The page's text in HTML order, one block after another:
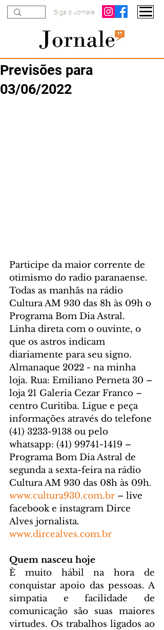
Siga o Jornale
Previsões para
03/06/2022
Participe da maior corrente de
otimismo do radio paranaense.
Todas as manhãs na rádio
Cultura AM 930 das 8h às 09h o
Programa Bom Dia Astral.
Linha direta com o ouvinte, o
que os astros indicam
diariamente para seu signo.
Almanaque 2022 - na minha
loja. Rua: Emiliano Perneta 30 –
loja 21 Galeria Cezar Franco –
centro Curitiba. Ligue e peça
informações através do telefone
(41) 3233-9138 ou pelo
whatsapp: (41) 99741-1419 –
Programa Bom Dia Astral de
segunda a sexta-feira na rádio
Cultura AM 930 das 08h às 09h.
www.cultura930.com.br – live
facebook e instagram Dirce
Alves jornalista.
www.dircealves.com.br
Quem nasceu hoje
È muito hábil na hora de
conquistar apoio das pessoas. A
simpatia e facilidade de
comunicação são suas maiores
virtudes. Os trabalhos ligados ao